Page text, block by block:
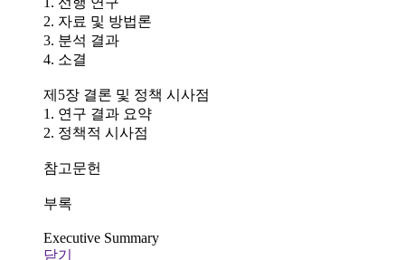
2. 자료 및 방법론
3. 분석 결과
4. 소결
제5장 결론 및 정책 시사점
1. 연구 결과 요약
2. 정책적 시사점
참고문헌
부록
Executive Summary
닫기